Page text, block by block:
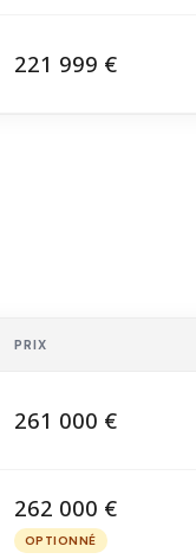
221 999 €
PRIX
261 000 €
262 000 €
OPTIONNÉ
262 000 €
OPTIONNÉ